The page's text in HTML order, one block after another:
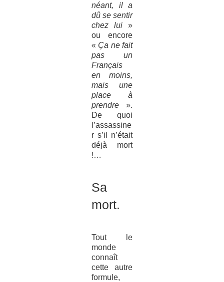
néant, il a
dû se sentir
chez lui»
ou encore
« Ça ne fait
pas un
Français
en moins,
mais une
place à
prendre».
De quoi
l’assassine
r s’il n’était
déjà mort
!…
Sa
mort.
Tout le
monde
connaît
cette autre
formule,